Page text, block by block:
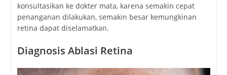
konsultasikan ke dokter mata, karena semakin cepat
penanganan dilakukan, semakin besar kemungkinan
retina dapat diselamatkan.
Diagnosis Ablasi Retina